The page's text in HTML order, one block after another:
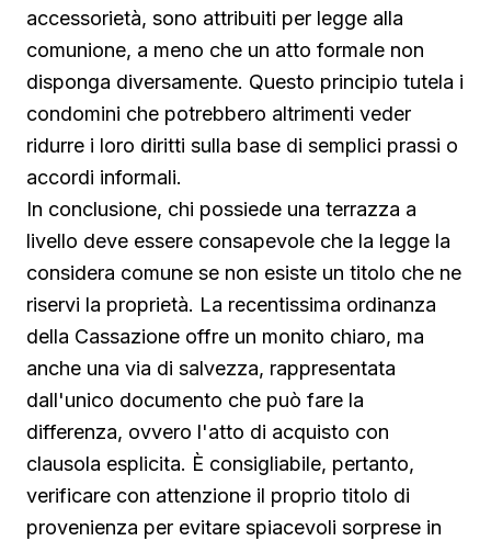
accessorietà, sono attribuiti per legge alla
comunione, a meno che un atto formale non
disponga diversamente. Questo principio tutela i
condomini che potrebbero altrimenti veder
ridurre i loro diritti sulla base di semplici prassi o
accordi informali.
In conclusione, chi possiede una terrazza a
livello deve essere consapevole che la legge la
considera comune se non esiste un titolo che ne
riservi la proprietà. La recentissima ordinanza
della Cassazione offre un monito chiaro, ma
anche una via di salvezza, rappresentata
dall'unico documento che può fare la
differenza, ovvero l'atto di acquisto con
clausola esplicita. È consigliabile, pertanto,
verificare con attenzione il proprio titolo di
provenienza per evitare spiacevoli sorprese in